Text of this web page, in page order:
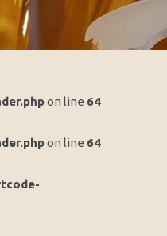
on line 64
on line 64